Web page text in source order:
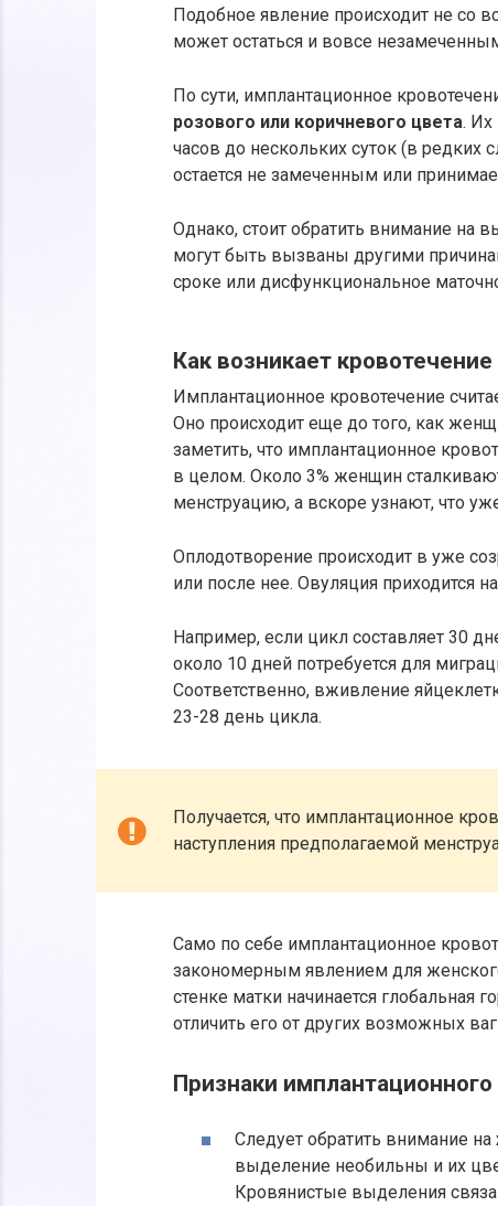
Подобное явление происходит не со
может остаться и вовсе
По сути, имплантационное
розового или коричневого цвета. Их
часов до нескольких суток (в редких
остается не замеченным или
Однако, стоит обратить внимание на
могут быть вызваны другими
сроке или дисфункциональное
Как возникает
Имплантационное кровотечение
Оно происходит еще до того, как
заметить, что имплантационное
в целом. Около 3% женщин
менструацию, а вскоре узнают, что
Оплодотворение происходит в уже
или после нее. Овуляция приходится
Например, если цикл составляет 30
около 10 дней потребуется для
Соответственно, вживление
23-28 день цикла.
Получается, что имплантационное
наступления предполагаемой
Само по себе имплантационное
закономерным явлением для
стенке матки начинается глобальная
отличить его от других возможных
Признаки
Следует обратить внимание на
выделение необильны и их
Кровянистые выделения